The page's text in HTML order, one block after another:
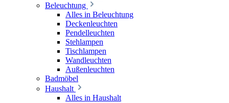
Beleuchtung
Alles in Beleuchtung
Deckenleuchten
Pendelleuchten
Stehlampen
Tischlampen
Wandleuchten
Außenleuchten
Badmöbel
Haushalt
Alles in Haushalt